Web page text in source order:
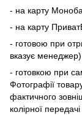
- на карту
- на карту
- готовою при
вказує менеджер)
- готовкою при
Фотографії
фактичного
колірної